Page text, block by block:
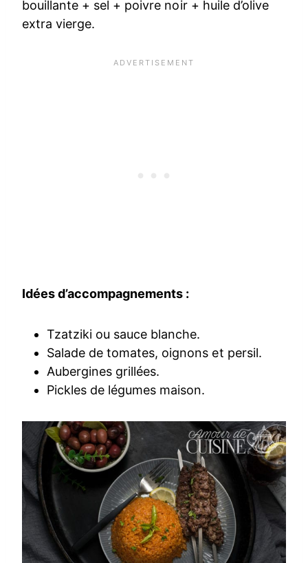
bouillante + sel + poivre noir + huile d’olive
extra vierge.
Idées d’accompagnements :
Tzatziki ou sauce blanche.
Salade de tomates, oignons et persil.
Aubergines grillées.
Pickles de légumes maison.